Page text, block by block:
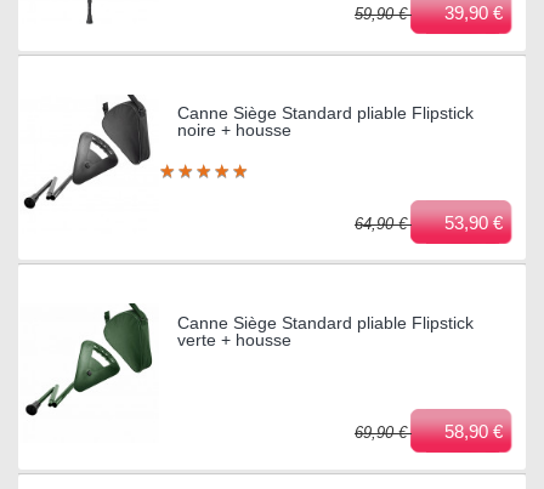
59,90 € 39,90 €
Canne Siège Standard pliable Flipstick
noire + housse
★ ★ ★ ★ ★
★ ★ ★ ★ ★
64,90 € 53,90 €
Canne Siège Standard pliable Flipstick
verte + housse
69,90 € 58,90 €